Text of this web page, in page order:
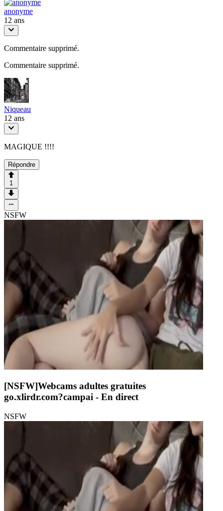
anonyme
12 ans
Commentaire supprimé.
Commentaire supprimé.
Niqueau
12 ans
MAGIQUE !!!!
Répondre
1
NSFW
[NSFW]Webcams adultes gratuites
go.xlirdr.com?campai - En direct
NSFW